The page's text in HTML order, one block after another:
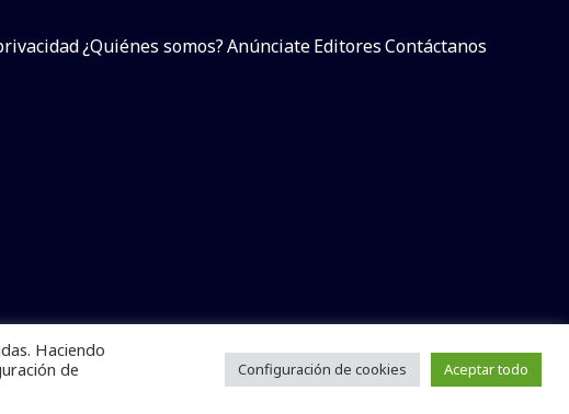
¿Quiénes somos?AnúnciateEditoresContáctanos
total o parcial sin dar referencia a la fuente.
Haciendo
de
Configuración de cookies Aceptar todo